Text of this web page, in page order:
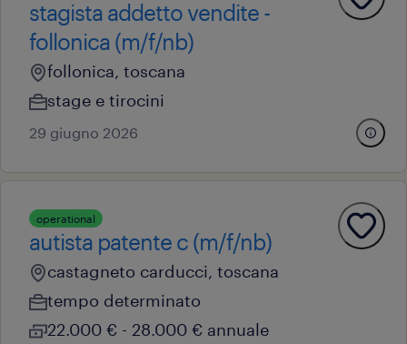
stagista addetto vendite -
follonica (m/f/nb)
follonica, toscana
stage e tirocini
29 giugno 2026
operational
autista patente c (m/f/nb)
castagneto carducci, toscana
tempo determinato
22.000 € - 28.000 € annuale